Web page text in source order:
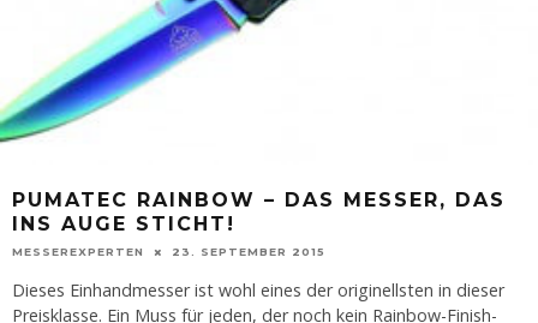
PUMATEC RAINBOW – DAS MESSER, DAS
INS AUGE STICHT!
MESSEREXPERTEN 23. SEPTEMBER 2015
Dieses Einhandmesser ist wohl eines der originellsten in dieser
Preisklasse. Ein Muss für jeden, der noch kein Rainbow-Finish-